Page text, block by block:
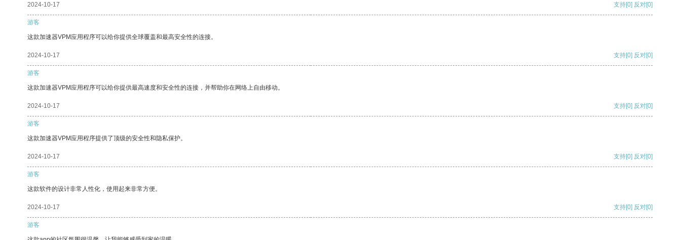
2024-10-17 支持[0] 反对[0]
游客
这款加速器VPM应用程序可以给你提供全球覆盖和最高安全性的连接。
2024-10-17 支持[0] 反对[0]
游客
这款加速器VPM应用程序可以给你提供最高速度和安全性的连接，并帮助你在网络上自由移动。
2024-10-17 支持[0] 反对[0]
游客
这款加速器VPM应用程序提供了顶级的安全性和隐私保护。
2024-10-17 支持[0] 反对[0]
游客
这款软件的设计非常人性化，使用起来非常方便。
2024-10-17 支持[0] 反对[0]
游客